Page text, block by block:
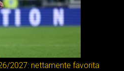
2027: nettamente favorita